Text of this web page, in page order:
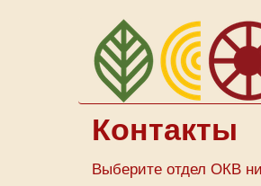
Контакты
Выберите отдел ОКВ